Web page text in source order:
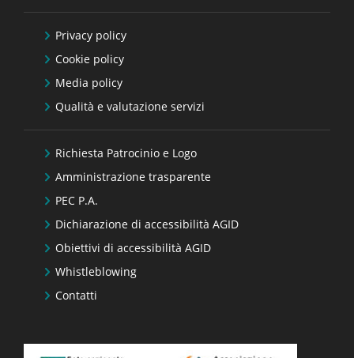
Privacy policy
Cookie policy
Media policy
Qualità e valutazione servizi
Richiesta Patrocinio e Logo
Amministrazione trasparente
PEC P.A.
Dichiarazione di accessibilità AGID
Obiettivi di accessibilità AGID
Whistleblowing
Contatti